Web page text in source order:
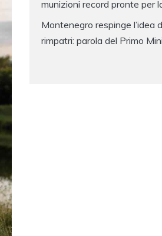
munizioni record pronte per
Montenegro respinge l’idea
rimpatri: parola del Primo